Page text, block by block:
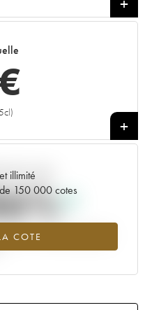
+
illimité
150 000 cotes
COTE
de la cote
2006 en 2026 par rapport à